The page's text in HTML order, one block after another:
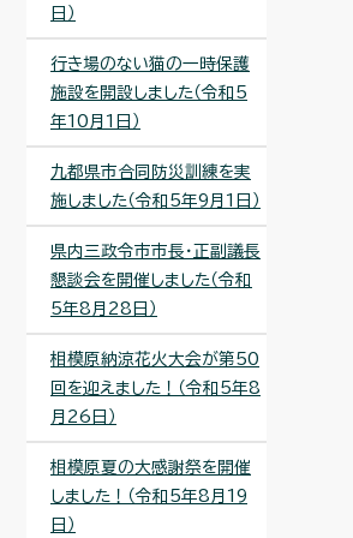
日）
行き場のない猫の一時保護
施設を開設しました（令和5
年10月1日）
九都県市合同防災訓練を実
施しました（令和5年9月1日）
県内三政令市市長・正副議長
懇談会を開催しました（令和
5年8月28日）
相模原納涼花火大会が第50
回を迎えました！（令和5年8
月26日）
相模原夏の大感謝祭を開催
しました！（令和5年8月19
日）